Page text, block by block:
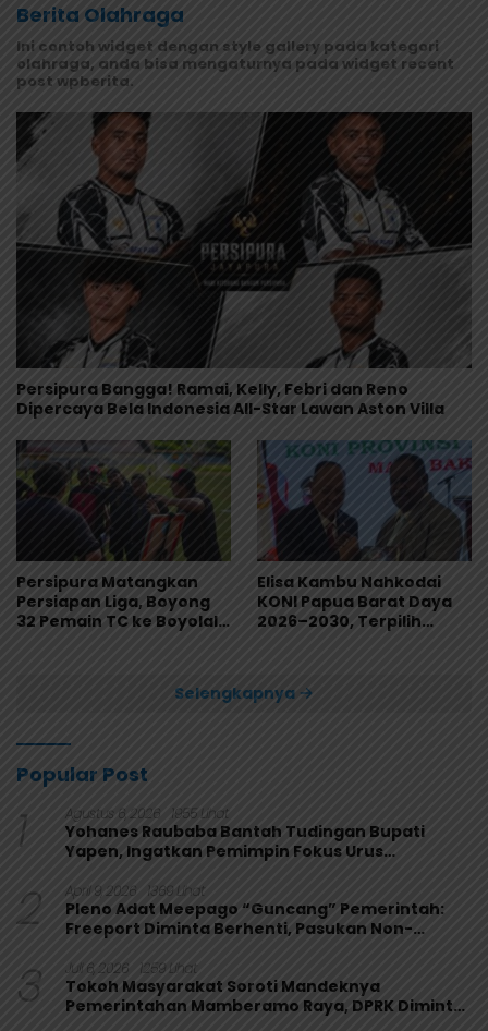
Berita Olahraga
Ini contoh widget dengan style gallery pada kategori
olahraga, anda bisa mengaturnya pada widget recent
post wpberita.
Persipura Bangga! Ramai, Kelly, Febri dan Reno
Dipercaya Bela Indonesia All-Star Lawan Aston Villa
Persipura Matangkan
Persiapan Liga, Boyong
32 Pemain TC ke Boyolali
Elisa Kambu Nahkodai
KONI Papua Barat Daya
2026–2030, Terpilih
Selengkapnya
Popular Post
1 Agustus 6, 2026 1955 Lihat
Yohanes Raubaba Bantah Tudingan Bupati
Yapen, Ingatkan Pemimpin Fokus Urus
2 April 9, 2026 1369 Lihat
Pleno Adat Meepago “Guncang” Pemerintah:
Freeport Diminta Berhenti, Pasukan Non-
3 Juli 6, 2026 1259 Lihat
Tokoh Masyarakat Soroti Mandeknya
Pemerintahan Mamberamo Raya, DPRK Diminta